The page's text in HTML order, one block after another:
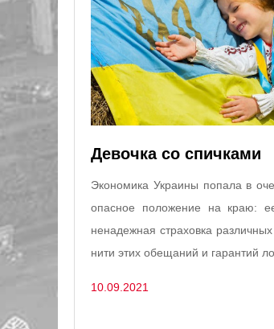
Девочка со спичками
Экономика Украины попала в
опасное положение на краю:
ненадежная страховка
нити этих обещаний и гарантий
10.09.2021